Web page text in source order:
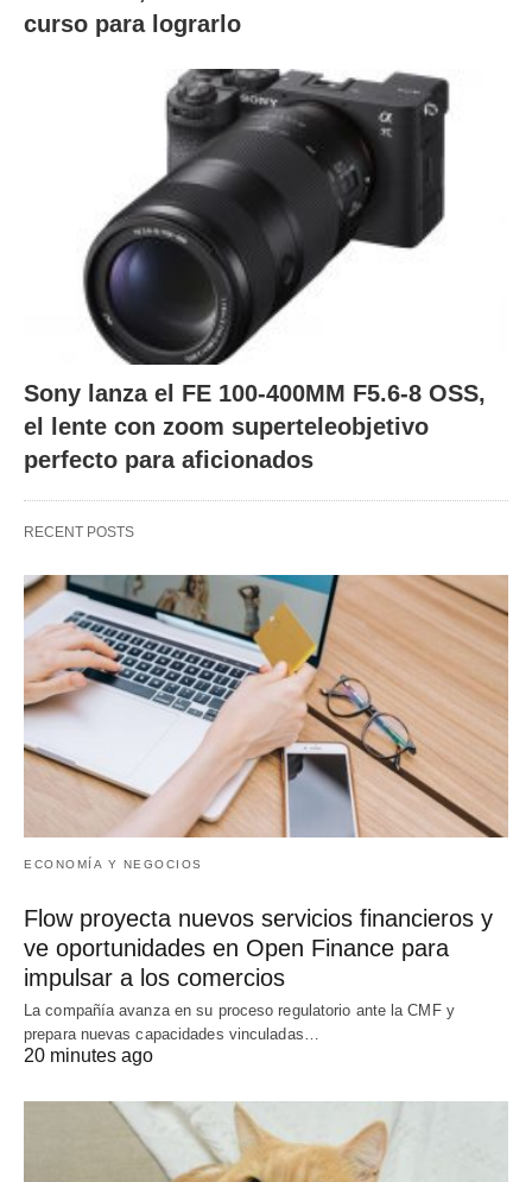
curso para lograrlo
Sony lanza el FE 100-400MM F5.6-8 OSS,
el lente con zoom superteleobjetivo
perfecto para aficionados
RECENT POSTS
ECONOMÍA Y NEGOCIOS
Flow proyecta nuevos servicios financieros y
ve oportunidades en Open Finance para
impulsar a los comercios
La compañía avanza en su proceso regulatorio ante la CMF y
prepara nuevas capacidades vinculadas…
20 minutes ago